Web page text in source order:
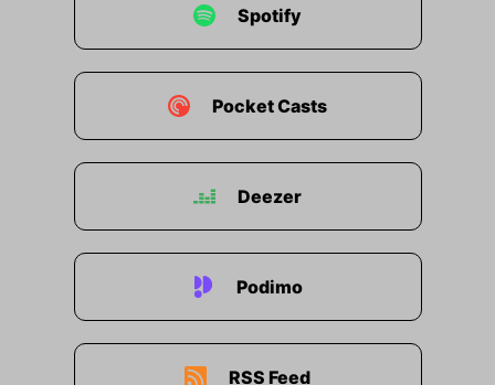
Spotify
Pocket Casts
Deezer
Podimo
RSS Feed